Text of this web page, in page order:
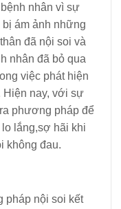
nhân vì sự
ám ảnh những
đã nội soi và
nhân đã bỏ qua
việc phát hiện
Hiện nay, với sự
phương pháp để
lắng,sợ hãi khi
không đau.
pháp nội soi kết